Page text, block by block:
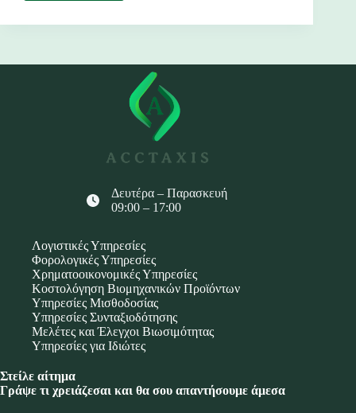
2026
Δευτέρα – Παρασκευή
09:00 – 17:00
Λογιστικές Υπηρεσίες
Φορολογικές Υπηρεσίες
Χρηματοοικονομικές Υπηρεσίες
Κοστολόγηση Βιομηχανικών Προϊόντων
Υπηρεσίες Μισθοδοσίας
Υπηρεσίες Συνταξιοδότησης
Μελέτες και Έλεγχοι Βιωσιμότητας
Υπηρεσίες για Ιδιώτες
Στείλε αίτημα
Γράψε τι χρειάζεσαι και θα σου απαντήσουμε άμεσα